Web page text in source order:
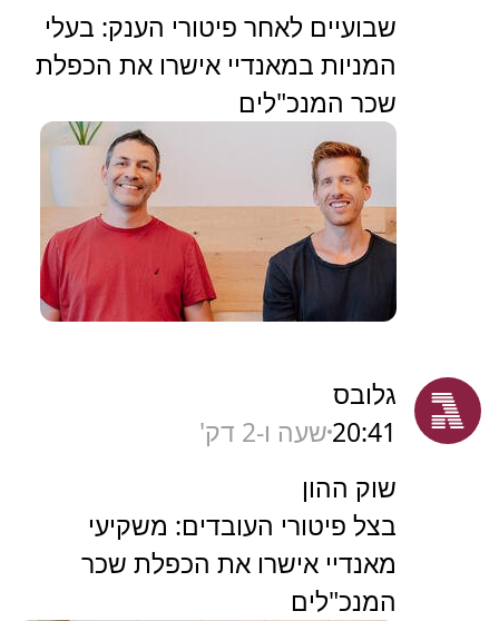
שבועיים לאחר פיטורי הענק: בעלי
המניות במאנדיי אישרו את הכפלת
שכר המנכ"לים
גלובס
20:41שעה ו-2 דק'
שוק ההון
בצל פיטורי העובדים: משקיעי
מאנדיי אישרו את הכפלת שכר
המנכ"לים